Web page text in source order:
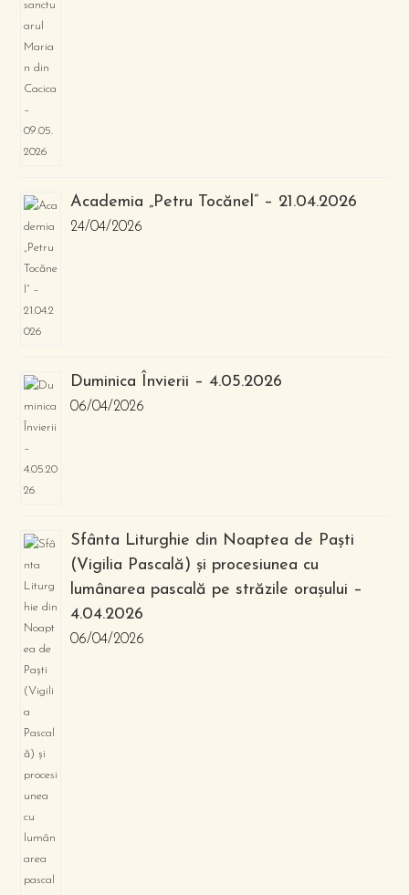
Academia „Petru Tocănel” – 21.04.2026
24/04/2026
Duminica Învierii – 4.05.2026
06/04/2026
Sfânta Liturghie din Noaptea de Paști
(Vigilia Pascală) și procesiunea cu
lumânarea pascală pe străzile orașului –
4.04.2026
06/04/2026